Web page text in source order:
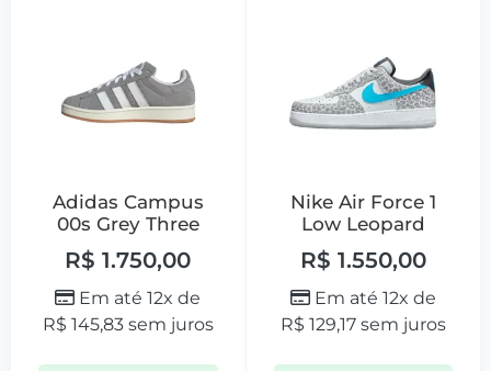
Adidas Campus
00s Grey Three
R$ 1.750,00
Em até 12x de
R$ 145,83sem juros
Nike Air Force 1
Low Leopard
R$ 1.550,00
Em até 12x de
R$ 129,17sem juros